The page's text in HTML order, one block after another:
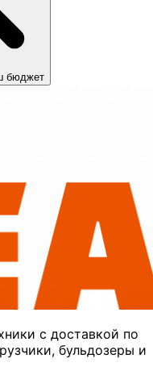
бюджет
с доставкой по
бульдозеры и